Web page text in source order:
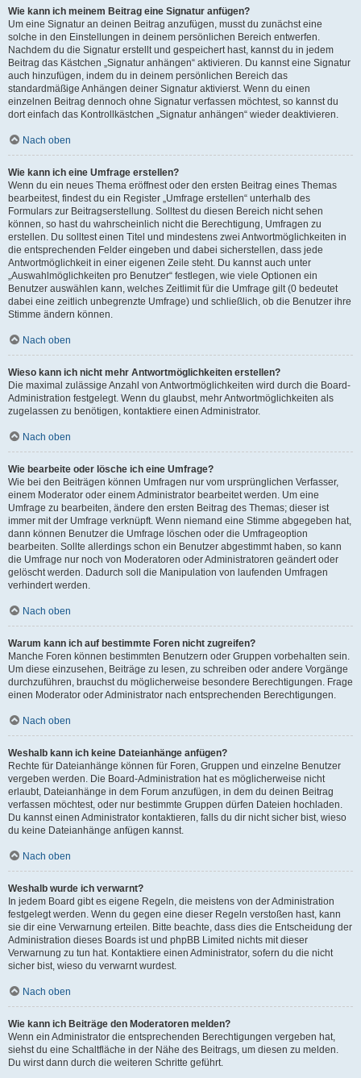
Wie kann ich meinem Beitrag eine Signatur anfügen?
Um eine Signatur an deinen Beitrag anzufügen, musst du zunächst eine
solche in den Einstellungen in deinem persönlichen Bereich entwerfen.
Nachdem du die Signatur erstellt und gespeichert hast, kannst du in jedem
Beitrag das Kästchen „Signatur anhängen“ aktivieren. Du kannst eine Signatur
auch hinzufügen, indem du in deinem persönlichen Bereich das
standardmäßige Anhängen deiner Signatur aktivierst. Wenn du einen
einzelnen Beitrag dennoch ohne Signatur verfassen möchtest, so kannst du
dort einfach das Kontrollkästchen „Signatur anhängen“ wieder deaktivieren.
Nach oben
Wie kann ich eine Umfrage erstellen?
Wenn du ein neues Thema eröffnest oder den ersten Beitrag eines Themas
bearbeitest, findest du ein Register „Umfrage erstellen“ unterhalb des
Formulars zur Beitragserstellung. Solltest du diesen Bereich nicht sehen
können, so hast du wahrscheinlich nicht die Berechtigung, Umfragen zu
erstellen. Du solltest einen Titel und mindestens zwei Antwortmöglichkeiten in
die entsprechenden Felder eingeben und dabei sicherstellen, dass jede
Antwortmöglichkeit in einer eigenen Zeile steht. Du kannst auch unter
„Auswahlmöglichkeiten pro Benutzer“ festlegen, wie viele Optionen ein
Benutzer auswählen kann, welches Zeitlimit für die Umfrage gilt (0 bedeutet
dabei eine zeitlich unbegrenzte Umfrage) und schließlich, ob die Benutzer ihre
Stimme ändern können.
Nach oben
Wieso kann ich nicht mehr Antwortmöglichkeiten erstellen?
Die maximal zulässige Anzahl von Antwortmöglichkeiten wird durch die Board-
Administration festgelegt. Wenn du glaubst, mehr Antwortmöglichkeiten als
zugelassen zu benötigen, kontaktiere einen Administrator.
Nach oben
Wie bearbeite oder lösche ich eine Umfrage?
Wie bei den Beiträgen können Umfragen nur vom ursprünglichen Verfasser,
einem Moderator oder einem Administrator bearbeitet werden. Um eine
Umfrage zu bearbeiten, ändere den ersten Beitrag des Themas; dieser ist
immer mit der Umfrage verknüpft. Wenn niemand eine Stimme abgegeben hat,
dann können Benutzer die Umfrage löschen oder die Umfrageoption
bearbeiten. Sollte allerdings schon ein Benutzer abgestimmt haben, so kann
die Umfrage nur noch von Moderatoren oder Administratoren geändert oder
gelöscht werden. Dadurch soll die Manipulation von laufenden Umfragen
verhindert werden.
Nach oben
Warum kann ich auf bestimmte Foren nicht zugreifen?
Manche Foren können bestimmten Benutzern oder Gruppen vorbehalten sein.
Um diese einzusehen, Beiträge zu lesen, zu schreiben oder andere Vorgänge
durchzuführen, brauchst du möglicherweise besondere Berechtigungen. Frage
einen Moderator oder Administrator nach entsprechenden Berechtigungen.
Nach oben
Weshalb kann ich keine Dateianhänge anfügen?
Rechte für Dateianhänge können für Foren, Gruppen und einzelne Benutzer
vergeben werden. Die Board-Administration hat es möglicherweise nicht
erlaubt, Dateianhänge in dem Forum anzufügen, in dem du deinen Beitrag
verfassen möchtest, oder nur bestimmte Gruppen dürfen Dateien hochladen.
Du kannst einen Administrator kontaktieren, falls du dir nicht sicher bist, wieso
du keine Dateianhänge anfügen kannst.
Nach oben
Weshalb wurde ich verwarnt?
In jedem Board gibt es eigene Regeln, die meistens von der Administration
festgelegt werden. Wenn du gegen eine dieser Regeln verstoßen hast, kann
sie dir eine Verwarnung erteilen. Bitte beachte, dass dies die Entscheidung der
Administration dieses Boards ist und phpBB Limited nichts mit dieser
Verwarnung zu tun hat. Kontaktiere einen Administrator, sofern du die nicht
sicher bist, wieso du verwarnt wurdest.
Nach oben
Wie kann ich Beiträge den Moderatoren melden?
Wenn ein Administrator die entsprechenden Berechtigungen vergeben hat,
siehst du eine Schaltfläche in der Nähe des Beitrags, um diesen zu melden.
Du wirst dann durch die weiteren Schritte geführt.